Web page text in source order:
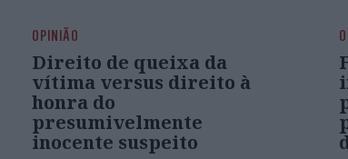
OPINIÃO
Direito de queixa da
vítima versus direito à
honra do
presumivelmente
inocente suspeito